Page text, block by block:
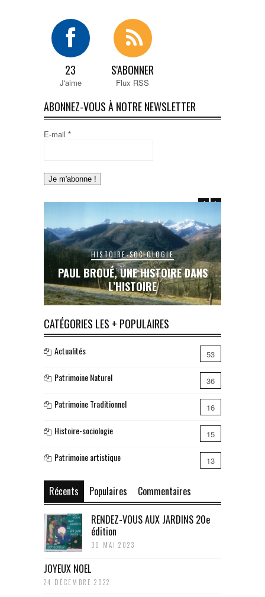
23
J'aime
S'ABONNER
Flux RSS
ABONNEZ-VOUS À NOTRE NEWSLETTER
E-mail *
HISTOIRE-SOCIOLOGIE
PAUL BROUÉ, UNE HISTOIRE DANS
L’HISTOIRE
CATÉGORIES LES + POPULAIRES
Actualités 53
Patrimoine Naturel 36
Patrimoine Traditionnel 16
Histoire-sociologie 15
Patrimoine artistique 13
Récents Populaires
Commentaires
RENDEZ-VOUS AUX JARDINS 20e
édition
30 MAI 2023
JOYEUX NOEL
24 DÉCEMBRE 2022